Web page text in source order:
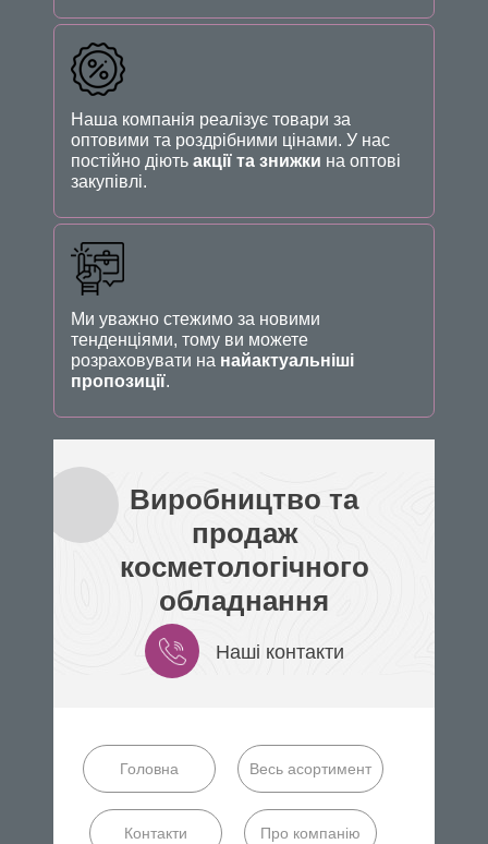
Наша компанія реалізує товари за
оптовими та роздрібними цінами. У нас
постійно діють акції та знижки на оптові
закупівлі.
Ми уважно стежимо за новими
тенденціями, тому ви можете
розраховувати на найактуальніші
пропозиції.
Виробництво та
продаж
косметологічного
обладнання
Наші контакти
Головна Весь асортимент
Контакти Про компанію